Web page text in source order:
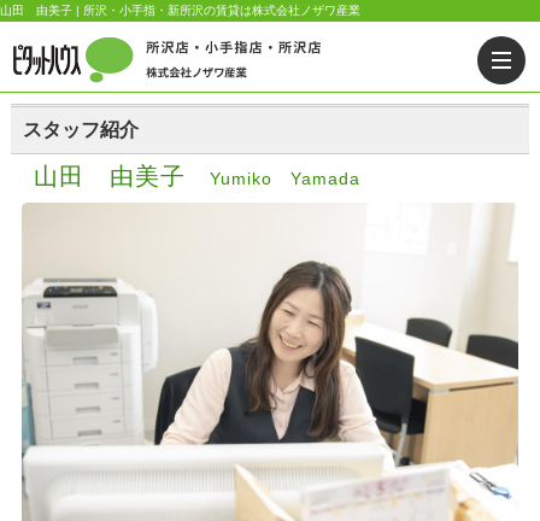
山田 由美子 | 所沢・小手指・新所沢の賃貸は株式会社ノザワ産業
スタッフ紹介
山田 由美子 Yumiko Yamada